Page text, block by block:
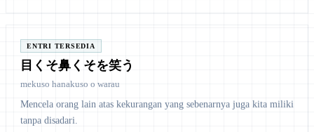
ENTRI TERSEDIA
目くそ鼻くそを笑う
mekuso hanakuso o warau
Mencela orang lain atas kekurangan yang sebenarnya juga kita miliki
tanpa disadari.